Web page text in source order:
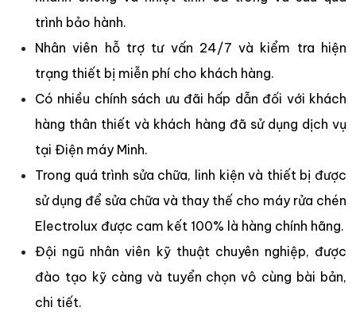
trình bảo hành.
Nhân viên hỗ trợ tư vấn 24/7 và kiểm tra hiện
trạng thiết bị miễn phí cho khách hàng.
Có nhiều chính sách ưu đãi hấp dẫn đối với khách
hàng thân thiết và khách hàng đã sử dụng dịch vụ
tại Điện máy Minh.
Trong quá trình sửa chữa, linh kiện và thiết bị được
sử dụng để sửa chữa và thay thế cho máy rửa chén
Electrolux được cam kết 100% là hàng chính hãng.
Đội ngũ nhân viên kỹ thuật chuyên nghiệp, được
đào tạo kỹ càng và tuyển chọn vô cùng bài bản,
chi tiết.